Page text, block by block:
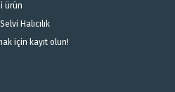
ürün
Halıcılık
için kayıt olun!